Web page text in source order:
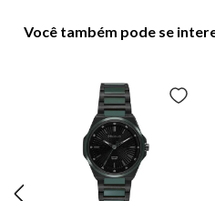
Você também pode se